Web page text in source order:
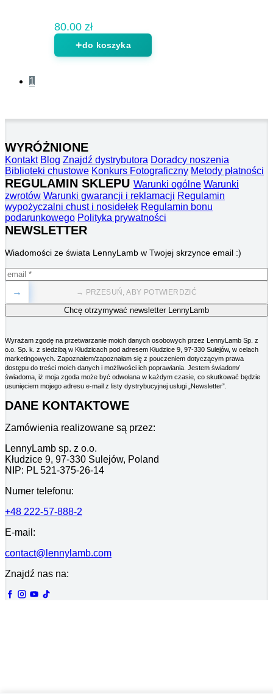
80.00 zł
do koszyka
1
WYRÓŻNIONE
Kontakt Blog Znajdź dystrybutora Doradcy noszenia
Biblioteki chustowe Konkurs Fotograficzny Metody płatności
REGULAMIN SKLEPU Warunki ogólne Warunki
zwrotów Warunki gwarancji i reklamacji Regulamin
wypożyczalni chust i nosidełek Regulamin bonu
podarunkowego Polityka prywatności
NEWSLETTER
Wiadomości ze świata LennyLamb w Twojej skrzynce email :)
→ PRZESUŃ, ABY POTWIERDZIĆ
→
Wyrażam zgodę na przetwarzanie moich danych osobowych przez LennyLamb Sp. z
o.o. Sp. k. z siedzibą w Kłudzicach pod adresem Kłudzice 9, 97-330 Sulejów, w celach
marketingowych. Zapoznałem/zapoznałam się z pouczeniem dotyczącym prawa
dostępu do treści moich danych i możliwości ich poprawiania. Jestem świadom/
świadoma, iż moja zgoda może być odwołana w każdym czasie, co skutkować będzie
usunięciem mojego adresu e-mail z listy dystrybucyjnej usługi „Newsletter”.
DANE KONTAKTOWE
Zamówienia realizowane są przez:
LennyLamb sp. z o.o.
Kłudzice 9, 97-330 Sulejów, Poland
NIP: PL 521-375-26-14
Numer telefonu:
+48 222-57-888-2
E-mail:
contact@lennylamb.com
Znajdź nas na: